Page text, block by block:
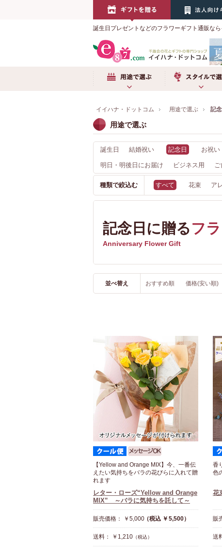
誕生日プレゼントなどのフラワーギフト通販な
イイハナ・ドットコム 用途で選ぶ 記
用途で選ぶ
誕生日 結婚祝い 記念日 お祝い
明日・明後日にお届け ビジネス用 ご
種類で絞込む すべて 花束 ア
記念日に贈るフ
Anniversary Flower Gift
並べ替え おすすめ順 価格(安い順)
【Yellow and Orange MIX】今、一番伝
えたい気持ちをバラの花びらに入れて贈
れます
レター・ローズ“Yellow and Orange
MIX” ～バラに気持ちを託して～
販売価格： ￥5,000（税込 ￥5,500）
送料： ￥1,210 （税込）
香
色
花
販
送